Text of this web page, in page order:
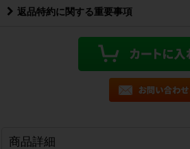
返品特約に関する重要事項
商品詳細